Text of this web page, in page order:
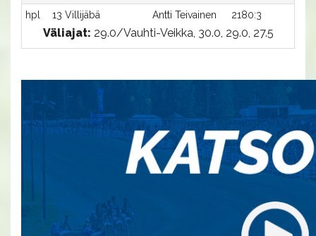
hpl
13 Villijäbä Antti Teivainen 2180:3
Väliajat: 29.0/Vauhti-Veikka, 30.0, 29.0, 27.5